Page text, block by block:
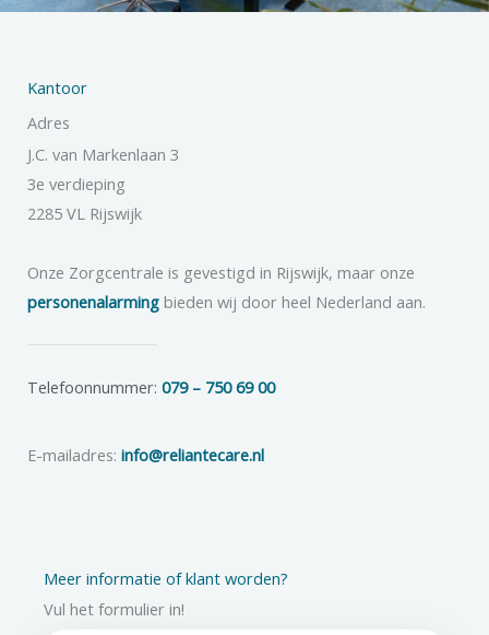
Kantoor
Adres
J.C. van Markenlaan 3
3e verdieping
2285 VL Rijswijk
Onze Zorgcentrale is gevestigd in Rijswijk, maar onze
personenalarming bieden wij door heel Nederland aan.
Telefoonnummer: 079 – 750 69 00
E-mailadres: info@reliantecare.nl
Meer informatie of klant worden?
Vul het formulier in!